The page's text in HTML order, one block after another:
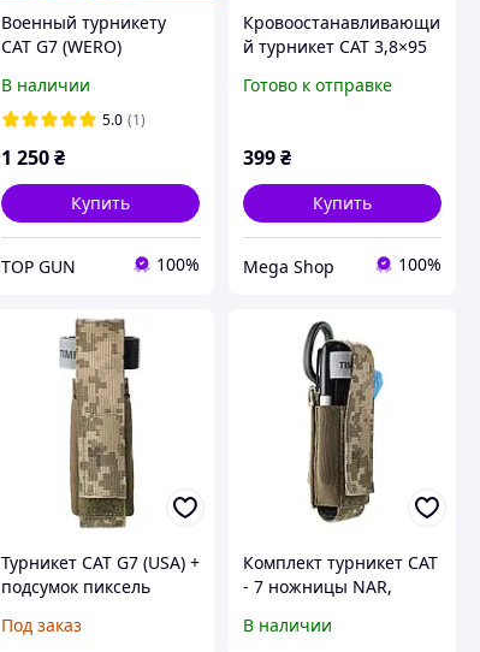
Военный турникету
CAT G7 (WERO)
В наличии
5.0 (1)
1 250 ₴
Купить
TOP GUN 100%
Кровоостанавливающи
й турникет CAT 3,8×95
палочкой и липучкой
экстренной помощи
Готово к отправке
399₴
Купить
Mega Shop 100%
Турникет CAT G7 (USA) +
подсумок пиксель
Под заказ
Комплект турникет CAT
- 7 ножницы NAR,
перчатки
В наличии